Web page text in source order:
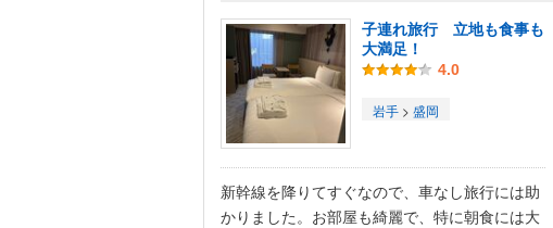
子連れ旅行 立地も食事も
大満足！
4.0
岩手 > 盛岡
新幹線を降りてすぐなので、車なし旅行には助
かりました。お部屋も綺麗で、特に朝食には大